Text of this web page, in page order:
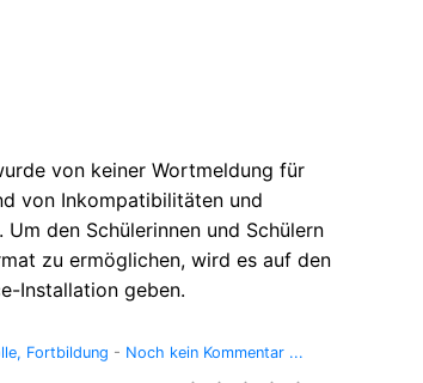
von keiner Wortmeldung für
von Inkompatibilitäten und
den Schülerinnen und Schülern
zu ermöglichen, wird es auf den
Installation geben.
Fortbildung - Noch kein Kommentar ...